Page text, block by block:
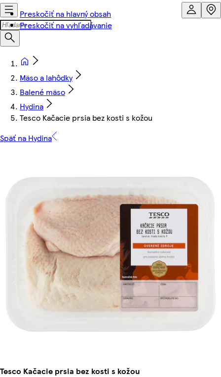
Preskočiť na hlavný obsah
Preskočiť na vyhľadávanie
Mäso a lahôdky
Balené mäso
Hydina
Tesco Kačacie prsia bez kosti s kožou
Späť na Hydina
Tesco Kačacie prsia bez kosti s kožou